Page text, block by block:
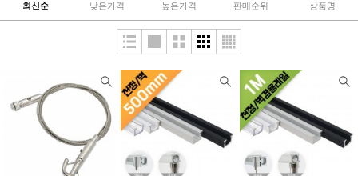
최신순 낮은가격 높은가격 판매순위 상품명